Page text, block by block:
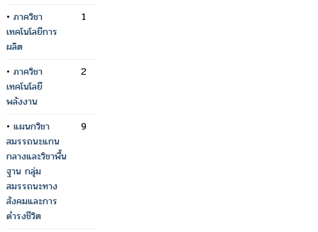
• ภาควิชา
เทคโนโลยีการ
ผลิต
1
• ภาควิชา
เทคโนโลยี
พลังงาน
2
• แผนกวิชา
สมรรถนะแกน
กลางและวิชาพื้น
ฐาน กลุ่ม
สมรรถนะทาง
สังคมและการ
ดำรงชีวิต
9